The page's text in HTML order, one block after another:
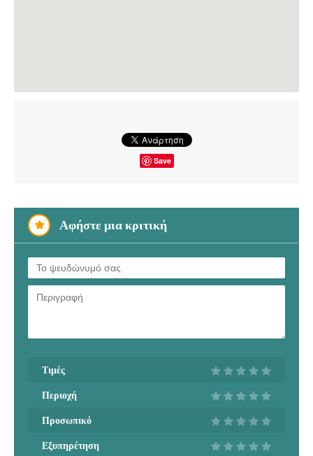
Save
Αφήστε μια κριτική
Τιμές
Περιοχή
Προσωπικό
Εξυπηρέτηση